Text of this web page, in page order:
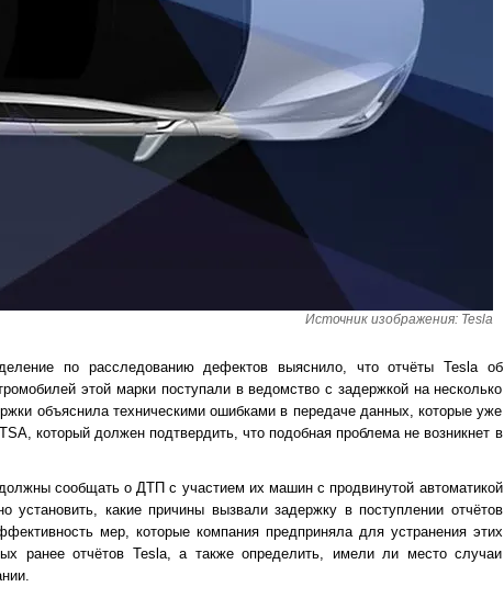
Источник изображения: Tesla
по расследованию дефектов выяснило, что отчёты Tesla об
этой марки поступали в ведомство с задержкой на несколько
объяснила техническими ошибками в передаче данных, которые уже
который должен подтвердить, что подобная проблема не возникнет в
сообщать о ДТП с участием их машин с продвинутой автоматикой
какие причины вызвали задержку в поступлении отчётов
мер, которые компания предприняла для устранения этих
ранее отчётов Tesla, а также определить, имели ли место случаи